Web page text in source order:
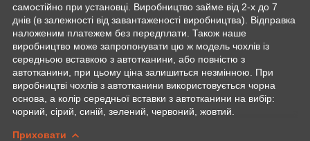
самостійно при установці. Виробництво займе від 2-х до 7
днів (в залежності від завантаженості виробництва). Відправка
наложеним платежем без передплати. Також наше
виробництво може запропонувати цю ж модель чохлів із
середньою вставкою з автотканини, або повністю з
автотканини, при цьому ціна залишиться незмінною. При
виробництві чохлів з автотканини використовується чорна
основа, а колір середньої вставки з автотканини на вибір:
чорний, сірий, синій, зелений, червоний, жовтий.
Приховати